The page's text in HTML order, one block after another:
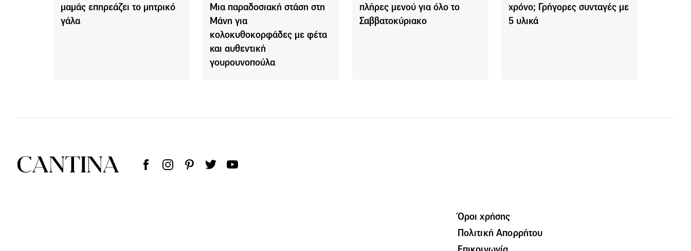
μαμάς επηρεάζει το μητρικό
γάλα
Μια παραδοσιακή στάση στη
Μάνη για
κολοκυθοκορφάδες με φέτα
και αυθεντική
γουρουνοπούλα
πλήρες μενού για όλο το
Σαββατοκύριακο
χρόνο; Γρήγορες συνταγές με
5 υλικά
Όροι χρήσης
Πολιτική Απορρήτου